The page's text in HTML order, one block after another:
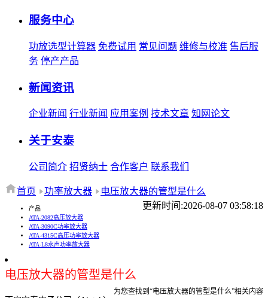
服务中心
功放选型计算器 免费试用 常见问题 维修与校准 售后服
务 停产产品
新闻资讯
企业新闻 行业新闻 应用案例 技术文章 知网论文
关于安泰
公司简介 招贤纳士 合作客户 联系我们
首页 功率放大器
电压放大器的管型是什么
更新时间:2026-08-07 03:58:18
产品
ATA-2082高压放大器
ATA-3090C功率放大器
ATA-4315C高压功率放大器
ATA-L8水声功率放大器
电压放大器的管型是什么
为您查找到“电压放大器的管型是什么”相关内容